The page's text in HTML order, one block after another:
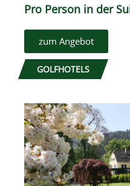
Pro Person in der
zum Angebot
GOLFHOTELS